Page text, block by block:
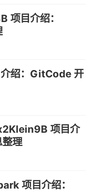
目介绍：
绍：GitCode 开
项目介
理
项目介绍：